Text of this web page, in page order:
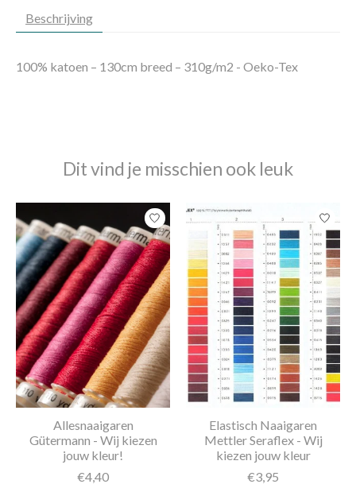
Beschrijving
100% katoen – 130cm breed – 310g/m2 - Oeko-Tex
Dit vind je misschien ook leuk
Items van productcarrousel
Allesnaaigaren
Gütermann - Wij kiezen
jouw kleur!
€4,40
Elastisch Naaigaren
Mettler Seraflex - Wij
kiezen jouw kleur
€3,95